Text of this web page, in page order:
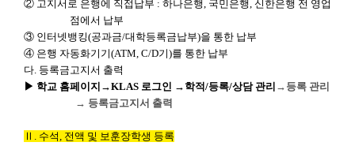
② 고지서로 은행에 직접납부 : 하나은행, 국민은행, 신한은행 전 영업
점에서 납부
③ 인터넷뱅킹(공과금/대학등록금납부)을 통한 납부
④ 은행 자동화기기(ATM, C/D기)를 통한 납부
다. 등록금고지서 출력
▶ 학교 홈페이지 →KLAS 로그인 → 학적 /등록/상담 관리 → 등록 관리
→ 등록금고지서 출력
Ⅱ . 수석, 전액 및 보훈장학생 등록